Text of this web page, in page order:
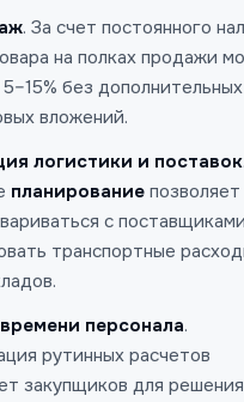
. За счет постоянного
на полках продажи
без дополнительных
вложений.
логистики и поставок
планирование позволяет
с
транспортные
персонала.
рутинных расчетов
закупщиков для решения